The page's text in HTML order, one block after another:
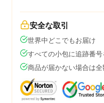
安全な取引
世界中どこでもお届け
すべての小包に追跡番
商品が届かない場合は全